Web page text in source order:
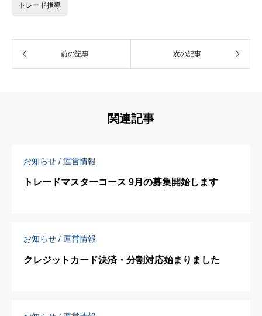
トレード指導
前の記事 次の記事
関連記事
お知らせ / 運営情報
トレードマスターコース 9月の募集開始します
お知らせ / 運営情報
クレジットカード決済・分割対応始まりました